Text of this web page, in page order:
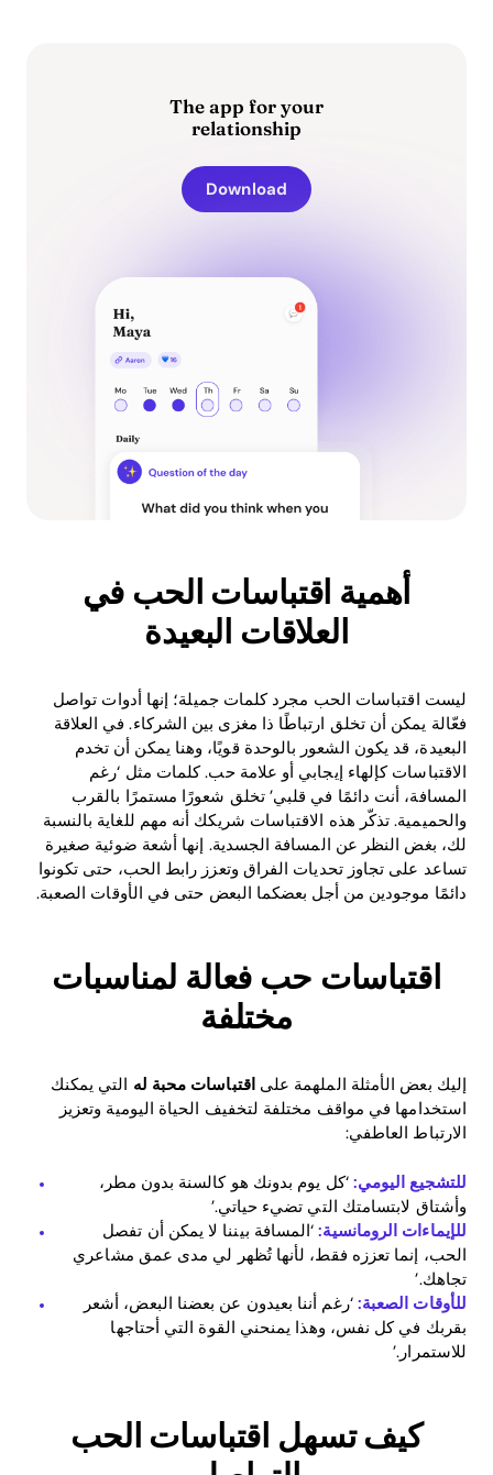
The app for your
relationship
Download
أهمية اقتباسات الحب في
العلاقات البعيدة
ليست اقتباسات الحب مجرد كلمات جميلة؛ إنها أدوات تواصل
فعّالة يمكن أن تخلق ارتباطًا ذا مغزى بين الشركاء. في العلاقة
البعيدة، قد يكون الشعور بالوحدة قويًا، وهنا يمكن أن تخدم
الاقتباسات كإلهاء إيجابي أو علامة حب. كلمات مثل ‘رغم
المسافة، أنت دائمًا في قلبي’ تخلق شعورًا مستمرًا بالقرب
والحميمية. تذكّر هذه الاقتباسات شريكك أنه مهم للغاية بالنسبة
لك، بغض النظر عن المسافة الجسدية. إنها أشعة ضوئية صغيرة
تساعد على تجاوز تحديات الفراق وتعزز رابط الحب، حتى تكونوا
دائمًا موجودين من أجل بعضكما البعض حتى في الأوقات الصعبة.
اقتباسات حب فعالة لمناسبات
مختلفة
إليك بعض الأمثلة الملهمة علىاقتباسات محبة له التي يمكنك
استخدامها في مواقف مختلفة لتخفيف الحياة اليومية وتعزيز
الارتباط العاطفي:
للتشجيع اليومي: ‘كل يوم بدونك هو كالسنة بدون مطر،
وأشتاق لابتسامتك التي تضيء حياتي.’
للإيماءات الرومانسية:‘المسافة بيننا لا يمكن أن تفصل
الحب، إنما تعززه فقط، لأنها تُظهر لي مدى عمق مشاعري
تجاهك.’
للأوقات الصعبة: ‘رغم أننا بعيدون عن بعضنا البعض، أشعر
بقربك في كل نفس، وهذا يمنحني القوة التي أحتاجها
للاستمرار.’
كيف تسهل اقتباسات الحب